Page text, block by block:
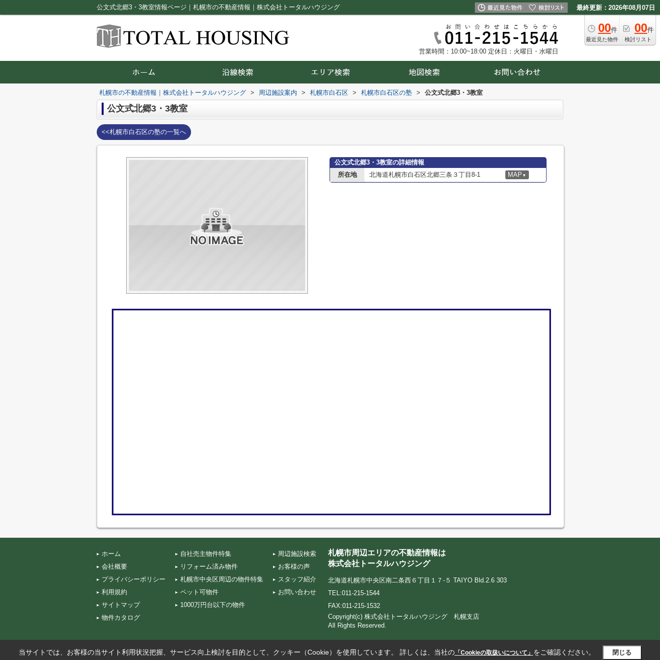
公文式北郷3・3教室情報ページ｜札幌市の不動産情報｜株式会社トータルハウジング 最終更新：2026年08月07日
00件
最近見た物件
00件
検討リスト
営業時間：10:00~18:00 定休日：火曜日・水曜日
札幌市の不動産情報｜株式会社トータルハウジング > 周辺施設案内 > 札幌市白石区 > 札幌市白石区の塾 > 公文式北郷3・3教室
公文式北郷3・3教室
<<札幌市白石区の塾の一覧へ
公文式北郷3・3教室の詳細情報
所在地
北海道札幌市白石区北郷三条３丁目8-1 MAP ▼
ホーム
会社概要
プライバシーポリシー
利用規約
サイトマップ
物件カタログ
自社売主物件特集
リフォーム済み物件
札幌市中央区周辺の物件特集
ペット可物件
1000万円台以下の物件
周辺施設検索
お客様の声
スタッフ紹介
お問い合わせ
札幌市周辺エリアの不動産情報は
株式会社トータルハウジング
北海道札幌市中央区南二条西６丁目１７‐５ TAIYO Bld.2.6 303
TEL:011-215-1544
FAX:011-215-1532
Copyright(c) 株式会社トータルハウジング 札幌支店
All Rights Reserved.
当サイトでは、お客様の当サイト利用状況把握、サービス向上検討を目的として、クッキー（Cookie）を使用しています。 詳しくは、当社の「Cookieの取扱いについて」 をご確認ください。 閉じる